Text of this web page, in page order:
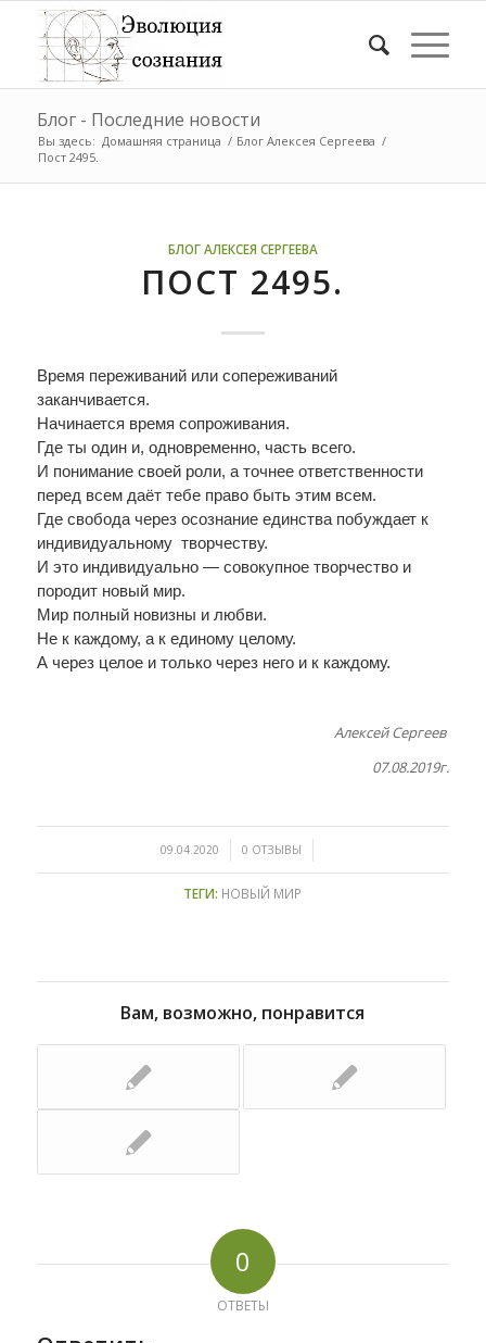
Блог - Последние новости
Вы здесь: Домашняя страница / Блог Алексея Сергеева /
Пост 2495.
БЛОГ АЛЕКСЕЯ СЕРГЕЕВА
ПОСТ 2495.
Время переживаний или сопереживаний
заканчивается.
Начинается время сопроживания.
Где ты один и, одновременно, часть всего.
И понимание своей роли, а точнее ответственности
перед всем даёт тебе право быть этим всем.
Где свобода через осознание единства побуждает к
индивидуальному творчеству.
И это индивидуально — совокупное творчество и
породит новый мир.
Мир полный новизны и любви.
Не к каждому, а к единому целому.
А через целое и только через него и к каждому.
Алексей Сергеев
07.08.2019г.
09.04.2020
/ 0 ОТЗЫВЫ
/
ТЕГИ: НОВЫЙ МИР
Вам, возможно, понравится
0
ОТВЕТЫ